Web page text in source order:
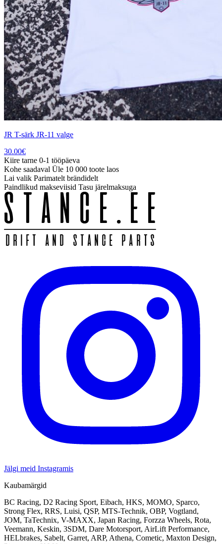
JR T-särk JR-11 valge
30.00€
Kiire tarne 0-1 tööpäeva
Kohe saadaval Üle 10 000 toote laos
Lai valik Parimatelt brändidelt
Paindlikud makseviisid Tasu järelmaksuga
Jälgi meid Instagramis
Kaubamärgid
BC Racing, D2 Racing Sport, Eibach, HKS, MOMO, Sparco,
Strong Flex, RRS, Luisi, QSP, MTS-Technik, OBP, Vogtland,
JOM, TaTechnix, V-MAXX, Japan Racing, Forzza Wheels, Rota,
Veemann, Keskin, 3SDM, Dare Motorsport, AirLift Performance,
HELbrakes, Sabelt, Garret, ARP, Athena, Cometic, Maxton Design,